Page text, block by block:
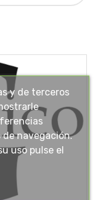
y de terceros
navegación.
uso pulse el